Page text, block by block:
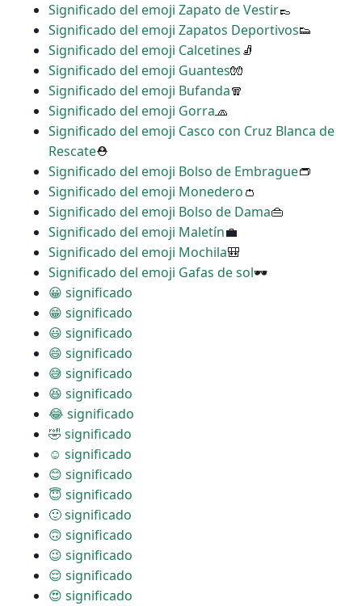
Significado del emoji Zapato de Vestir👞
Significado del emoji Zapatos Deportivos👟
Significado del emoji Calcetines🧦
Significado del emoji Guantes🧤
Significado del emoji Bufanda🧣
Significado del emoji Gorra🧢
Significado del emoji Casco con Cruz Blanca de
Rescate⛑
Significado del emoji Bolso de Embrague👝
Significado del emoji Monedero👛
Significado del emoji Bolso de Dama👜
Significado del emoji Maletín💼
Significado del emoji Mochila🎒
Significado del emoji Gafas de sol🕶
😀 significado
😁 significado
😃 significado
😄 significado
😅 significado
😆 significado
😂 significado
🤣 significado
☺ significado
😊 significado
😇 significado
🙂 significado
🙃 significado
😉 significado
😌 significado
😍 significado